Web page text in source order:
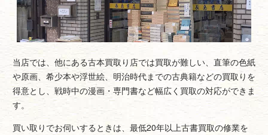
当店では、他にある古本買取り店では買取が難しい、直筆の色紙
や原画、希少本や浮世絵、明治時代までの古典籍などの買取りを
得意とし、戦時中の漫画・専門書など幅広く買取の対応ができま
す。
買い取りでお伺いするときは、最低20年以上古書買取の修業を